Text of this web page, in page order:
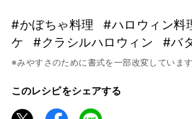
#かぼちゃ料理 #ハロウィン料
ケ
#クラシルハロウィン #バ
※みやすさのために書式を一部改変しています
このレシピをシェアする